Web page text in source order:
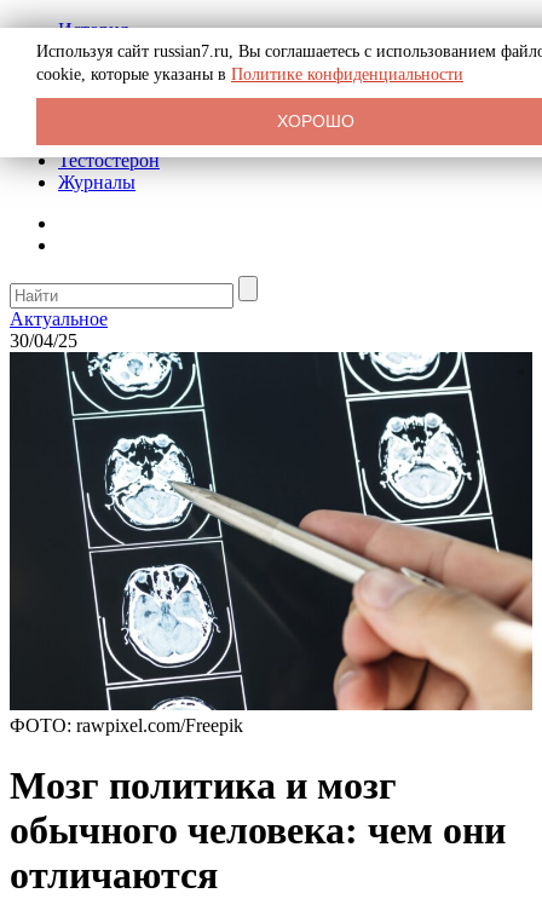
История
Биография
Криминал
Реклама на сайте
Тестостерон
Журналы
Актуальное
30/04/25
ФОТО: rawpixel.com/Freepik
Мозг политика и мозг
обычного человека: чем они
отличаются
Используя сайт russian7.ru, Вы соглашаетесь с использованием
cookie, которые указаны в Политике конфиденциальности
ХОРОШО